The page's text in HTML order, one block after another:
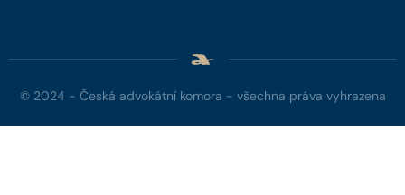
© 2024 - Česká advokátní komora - všechna práva vyhrazena